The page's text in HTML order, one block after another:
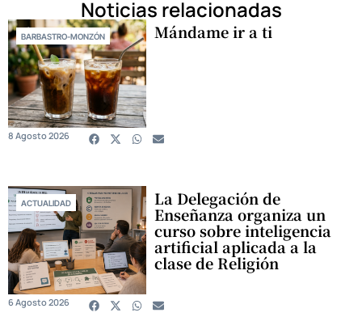
Noticias relacionadas
BARBASTRO-MONZÓN Mándame ir a ti
8 Agosto 2026
ACTUALIDAD La Delegación de
Enseñanza organiza un
curso sobre inteligencia
artificial aplicada a la
clase de Religión
6 Agosto 2026